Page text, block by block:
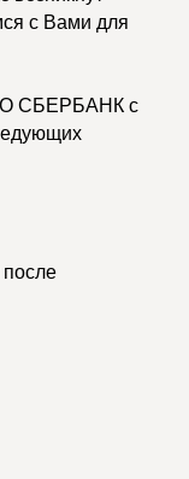
с Вами для
СБЕРБАНК с
после